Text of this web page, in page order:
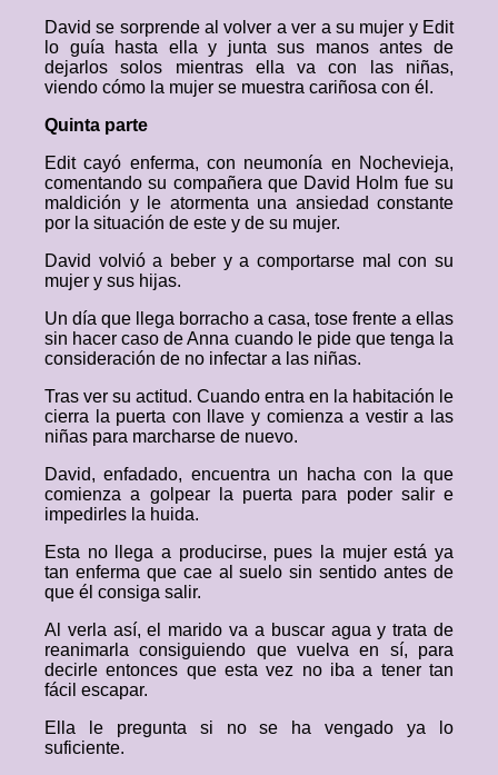
David se sorprende al volver a ver a su mujer y Edit
lo guía hasta ella y junta sus manos antes de
dejarlos solos mientras ella va con las niñas,
viendo cómo la mujer se muestra cariñosa con él.
Quinta parte
Edit cayó enferma, con neumonía en Nochevieja,
comentando su compañera que David Holm fue su
maldición y le atormenta una ansiedad constante
por la situación de este y de su mujer.
David volvió a beber y a comportarse mal con su
mujer y sus hijas.
Un día que llega borracho a casa, tose frente a ellas
sin hacer caso de Anna cuando le pide que tenga la
consideración de no infectar a las niñas.
Tras ver su actitud. Cuando entra en la habitación le
cierra la puerta con llave y comienza a vestir a las
niñas para marcharse de nuevo.
David, enfadado, encuentra un hacha con la que
comienza a golpear la puerta para poder salir e
impedirles la huida.
Esta no llega a producirse, pues la mujer está ya
tan enferma que cae al suelo sin sentido antes de
que él consiga salir.
Al verla así, el marido va a buscar agua y trata de
reanimarla consiguiendo que vuelva en sí, para
decirle entonces que esta vez no iba a tener tan
fácil escapar.
Ella le pregunta si no se ha vengado ya lo
suficiente.